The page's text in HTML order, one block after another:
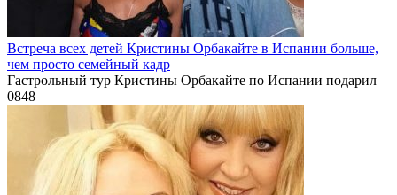
Встреча всех детей Кристины Орбакайте в Испании больше,
чем просто семейный кадр
Гастрольный тур Кристины Орбакайте по Испании подарил
0848